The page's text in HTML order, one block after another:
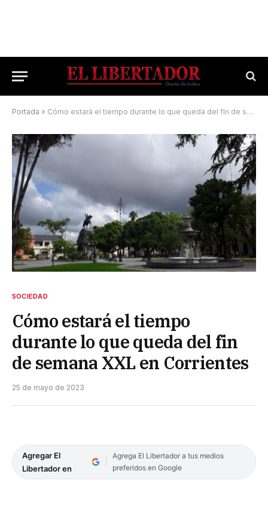
Portada » Cómo estará el tiempo durante lo que queda del fin de semana XXL en Corrientes
SOCIEDAD
Cómo estará el tiempo
durante lo que queda del fin
de semana XXL en Corrientes
25 de mayo de 2023
Agregar El
Libertador en
Agrega El Libertador a tus medios
preferidos en Google